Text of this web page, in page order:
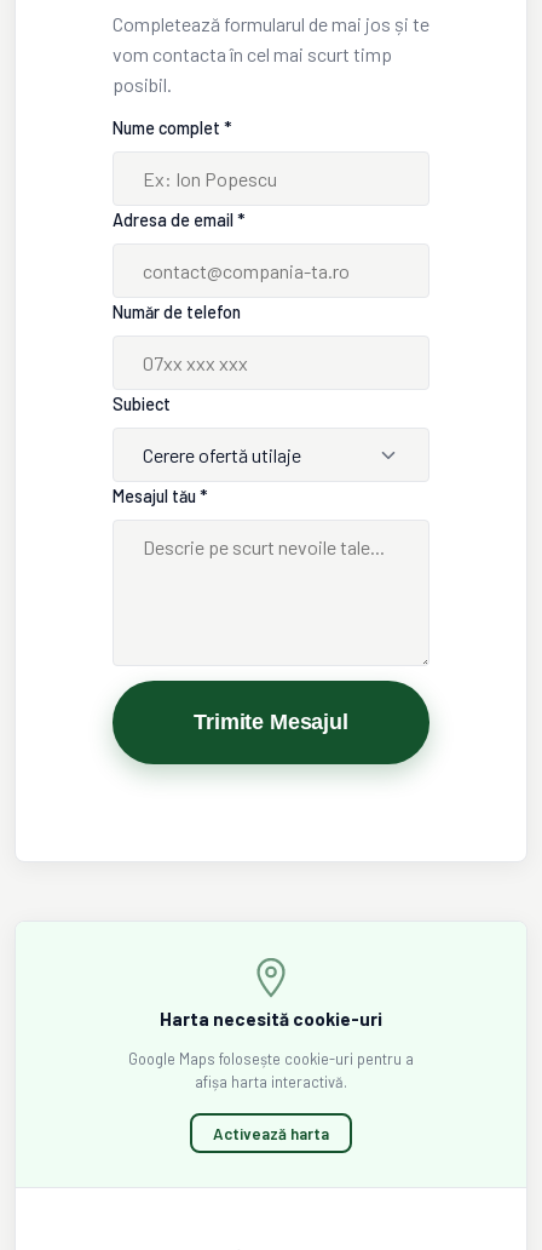
Completează formularul de mai jos și te
vom contacta în cel mai scurt timp
posibil.
Nume complet *
Adresa de email *
Număr de telefon
Subiect
Cerere ofertă utilaje
Mesajul tău *
Trimite Mesajul
Harta necesită cookie-uri
Google Maps folosește cookie-uri pentru a
afișa harta interactivă.
Activează harta